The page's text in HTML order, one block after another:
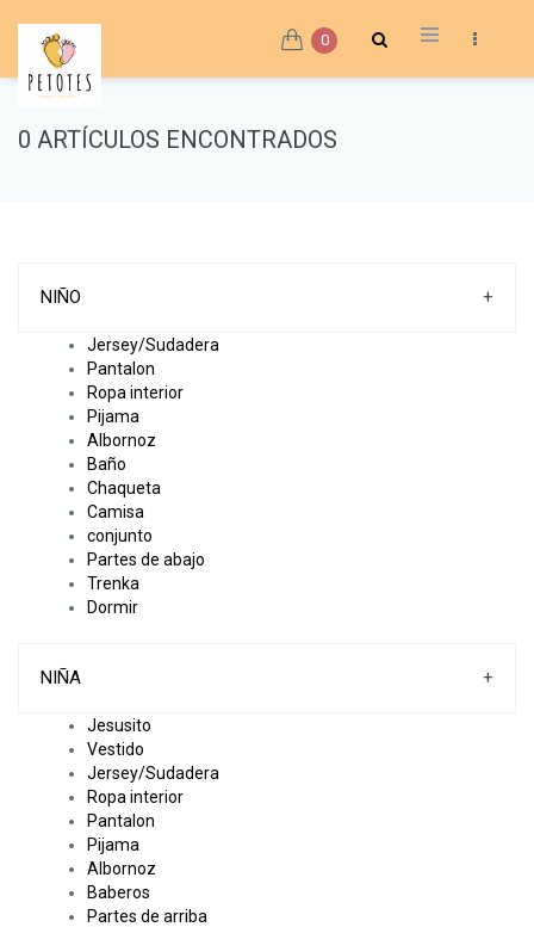
0
0 ARTÍCULOS ENCONTRADOS
NIÑO +
Jersey/Sudadera
Pantalon
Ropa interior
Pijama
Albornoz
Baño
Chaqueta
Camisa
conjunto
Partes de abajo
Trenka
Dormir
NIÑA +
Jesusito
Vestido
Jersey/Sudadera
Ropa interior
Pantalon
Pijama
Albornoz
Baberos
Partes de arriba